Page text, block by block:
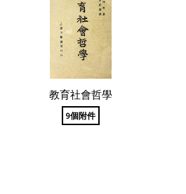
教育社會哲學
9個附件